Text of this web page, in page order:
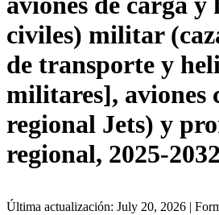
civiles) militar
de transporte y
militares], aviones
regional Jets) y
regional, 2025-2032
Última actualización: July 20, 2026 |